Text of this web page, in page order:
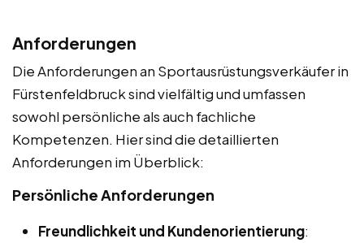
Anforderungen
Die Anforderungen an Sportausrüstungsverkäufer in
Fürstenfeldbruck sind vielfältig und umfassen
sowohl persönliche als auch fachliche
Kompetenzen. Hier sind die detaillierten
Anforderungen im Überblick:
Persönliche Anforderungen
Freundlichkeit und Kundenorientierung: